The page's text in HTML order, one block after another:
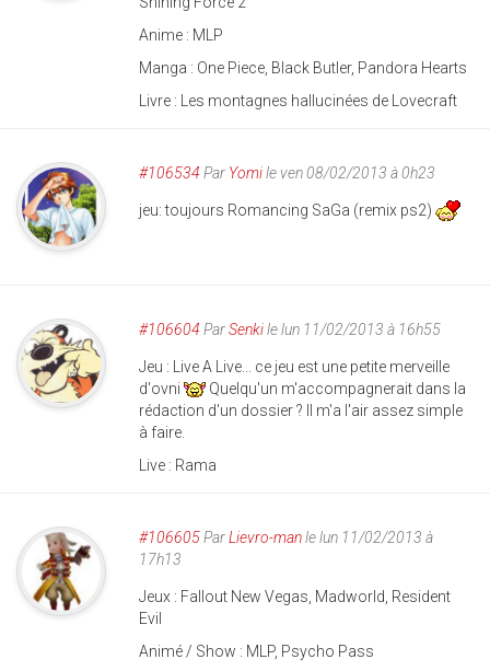
Anime : MLP
Manga : One Piece, Black Butler, Pandora Hearts
Livre : Les montagnes hallucinées de Lovecraft
#106534 Par Yomile ven 08/02/2013 à 0h23
jeu: toujours Romancing SaGa (remix ps2)
#106604 ParSenkile lun 11/02/2013 à 16h55
Jeu : Live A Live... ce jeu est une petite merveille
d'ovni
Quelqu'un m'accompagnerait dans la
rédaction d'un dossier ? Il m'a l'air assez simple
à faire.
Live : Rama
#106605ParLievro-manle lun 11/02/2013 à
17h13
Jeux : Fallout New Vegas, Madworld, Resident
Evil
Animé / Show : MLP, Psycho Pass